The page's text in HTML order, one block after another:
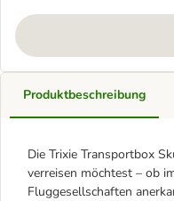
Produktbeschreibung
Die Trixie Transportbox
verreisen möchtest – ob
Fluggesellschaften